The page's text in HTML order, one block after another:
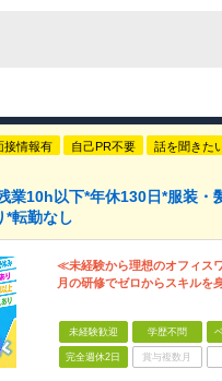
接情報有 自己PR不要 話を聞きた
業10h以下*年休130日*服装・
*転勤なし
≪未経験から理想のオフィス
月の研修でゼロからスキルを
未経験歓迎 学歴不問
完全週休2日 賞与複数月